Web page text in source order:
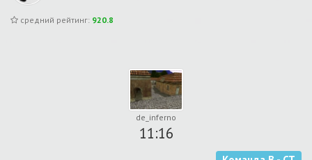
средний рейтинг: 920.8
de_inferno
11:16